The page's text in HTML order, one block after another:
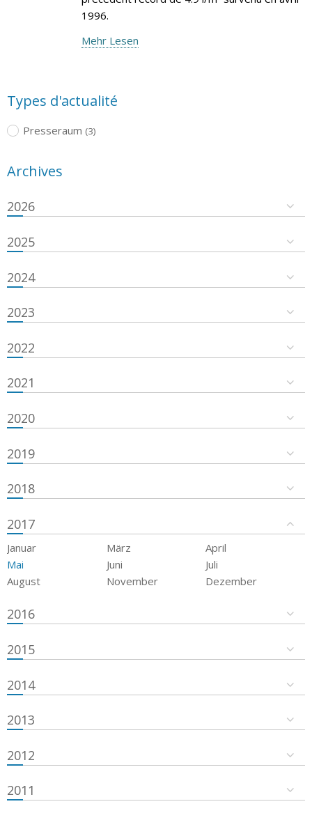
1996.
Mehr Lesen
Types d'actualité
Presseraum (3)
Archives
2026
2025
2024
2023
2022
2021
2020
2019
2018
2017
Januar März
April
Mai
Juni
Juli
August
November Dezember
2016
2015
2014
2013
2012
2011